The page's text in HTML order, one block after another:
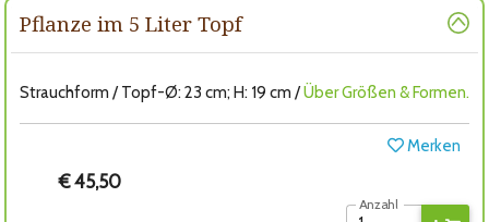
Pflanze im 5 Liter Topf
Strauchform / Topf-Ø: 23 cm; H: 19 cm /Über Größen & Formen.
Merken
€ 45,50
Anzahl